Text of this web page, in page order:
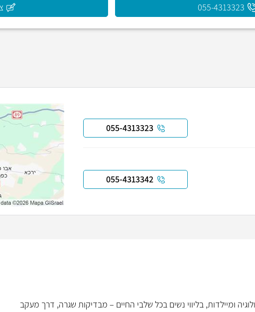
055-4313323
055-4313323
055-4313342
ומיילדות, בליווי נשים בכל שלבי החיים – מבדיקות שגרה, דרך מעקב